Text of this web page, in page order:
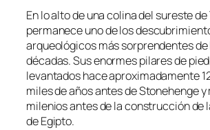
En lo alto de una colina del sureste
permanece uno de los
arqueológicos más sorprendentes
décadas. Sus enormes pilares de
levantados hace aproximadamente
miles de años antes de Stonehenge
milenios antes de la construcción de
de Egipto.